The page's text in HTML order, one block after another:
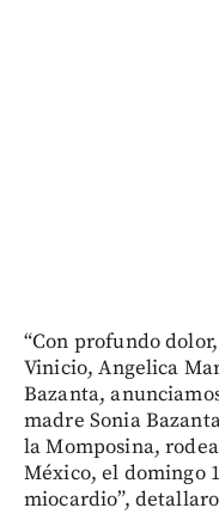
“Con profundo
Vinicio, Angelica
Bazanta,
madre Sonia
la Momposina,
México, el domingo
miocardio”,